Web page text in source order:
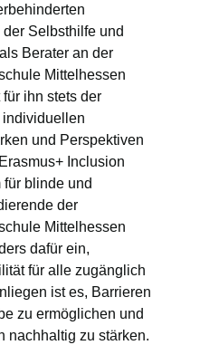
Selbsthilfe und
Berater an der
Mittelhessen
ihn stets der
individuellen
und Perspektiven
Inclusion
für blinde und
der
Mittelhessen
dafür ein,
für alle zugänglich
ist es, Barrieren
zu ermöglichen und
nachhaltig zu stärken.